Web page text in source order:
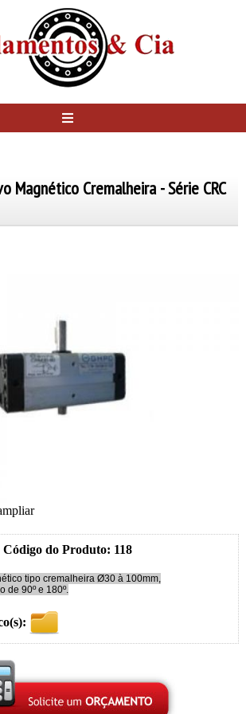
Magnético Cremalheira - Série CRC
Código do Produto: 118
tipo cremalheira Ø30 à 100mm,
de 90º e 180º.